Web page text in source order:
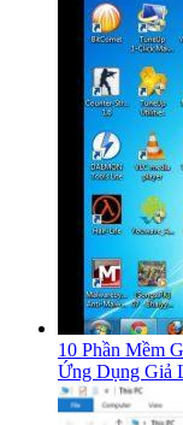
10 Phần Mềm
Ứng Dụng Giả